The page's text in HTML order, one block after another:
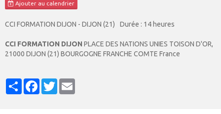
Ajouter au calendrier
CCI FORMATION DIJON - DIJON (21) Durée : 14 heures
CCI FORMATION DIJON PLACE DES NATIONS UNIES TOISON D'OR,
21000 DIJON (21) BOURGOGNE FRANCHE COMTE France
PartagerFacebook
Twitter